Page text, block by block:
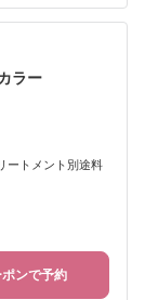
ラー
ートメント別途料
ンで予約